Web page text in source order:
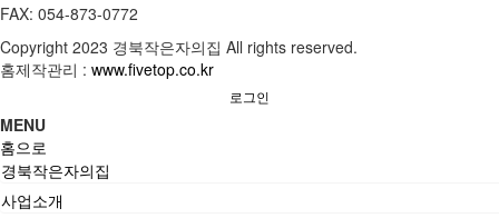
FAX: 054-873-0772
Copyright 2023 경북작은자의집 All rights reserved.
홈제작관리 : www.fivetop.co.kr
로그인
MENU
홈으로
경북작은자의집
사업소개